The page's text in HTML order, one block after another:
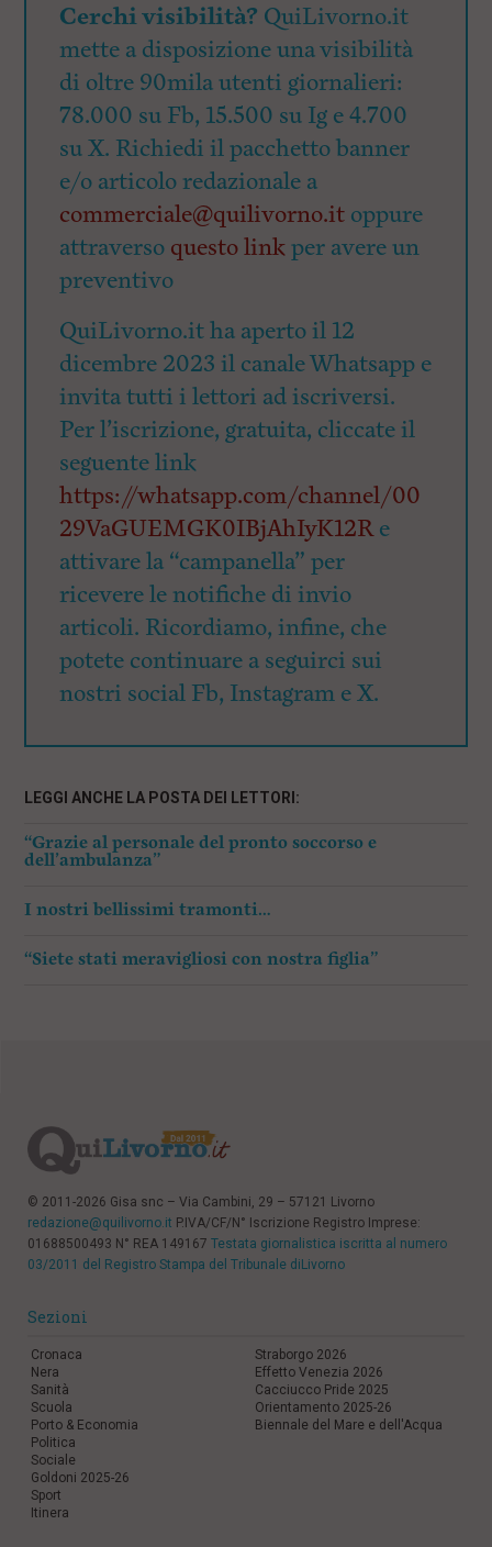
Cerchi visibilità? QuiLivorno.it
mette a disposizione una visibilità
di oltre 90mila utenti giornalieri:
78.000 su Fb, 15.500 su Ig e 4.700
su X. Richiedi il pacchetto banner
e/o articolo redazionale a
commerciale@quilivorno.it oppure
attraverso questo linkper avere un
preventivo
QuiLivorno.it ha aperto il 12
dicembre 2023 il canale Whatsapp e
invita tutti i lettori ad iscriversi.
Per l’iscrizione, gratuita, cliccate il
seguente link
https://whatsapp.com/channel/00
29VaGUEMGK0IBjAhIyK12Re
attivare la “campanella” per
ricevere le notifiche di invio
articoli. Ricordiamo, infine, che
potete continuare a seguirci sui
nostri social Fb, Instagram e X.
LEGGI ANCHE LA POSTA DEI LETTORI:
“Grazie al personale del pronto soccorso e
dell’ambulanza”
I nostri bellissimi tramonti…
“Siete stati meravigliosi con nostra figlia”
© 2011-2026 Gisa snc – Via Cambini, 29 – 57121 Livorno
redazione@quilivorno.it P.IVA/CF/N° Iscrizione Registro Imprese:
01688500493 N° REA 149167 Testata giornalistica iscritta al numero
03/2011 del Registro Stampa del Tribunale diLivorno
Sezioni
Cronaca
Nera
Sanità
Scuola
Porto & Economia
Politica
Sociale
Goldoni 2025-26
Sport
Itinera
Straborgo 2026
Effetto Venezia 2026
Cacciucco Pride 2025
Orientamento 2025-26
Biennale del Mare e dell'Acqua